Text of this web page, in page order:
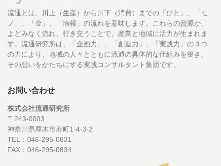
流通とは、川上（生産）から川下（消費）までの「ひと」、「モ
ノ」、「金」、「情報」の流れを意味します。これらの資源が、
よどみなく流れ、行き交うことで、産業と地域に活力が生まれま
す。流通研究所は、「企画力」、「創造力」、「実践力」の３つ
の力により、地域の人々とともに流通の具体的な仕組みを築き、
その想いをかたちにする実践コンサルタント集団です。
お問い合わせ
株式会社流通研究所
〒243-0003
神奈川県厚木市寿町1-4-3-2
TEL：046-295-0831
FAX：046-295-0834